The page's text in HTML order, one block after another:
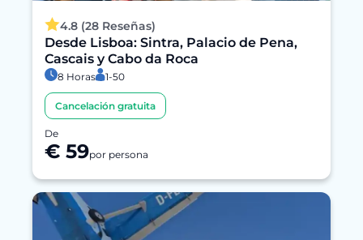
4.8 (28 Reseñas)
Desde Lisboa: Sintra, Palacio de Pena,
Cascais y Cabo da Roca
8 Horas 1-50
Cancelación gratuita
De
€ 59por persona